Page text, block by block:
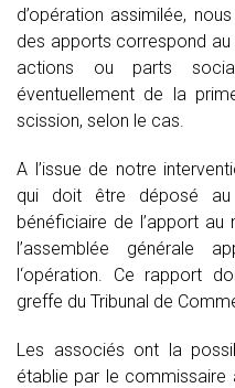
d’opération assimilée,
des apports correspond
actions ou parts
éventuellement de la
scission, selon le cas.
A l’issue de notre
qui doit être déposé
bénéficiaire de l’apport
l’assemblée générale
l‘opération. Ce rapport
greffe du Tribunal de
Les associés ont la
établie par le